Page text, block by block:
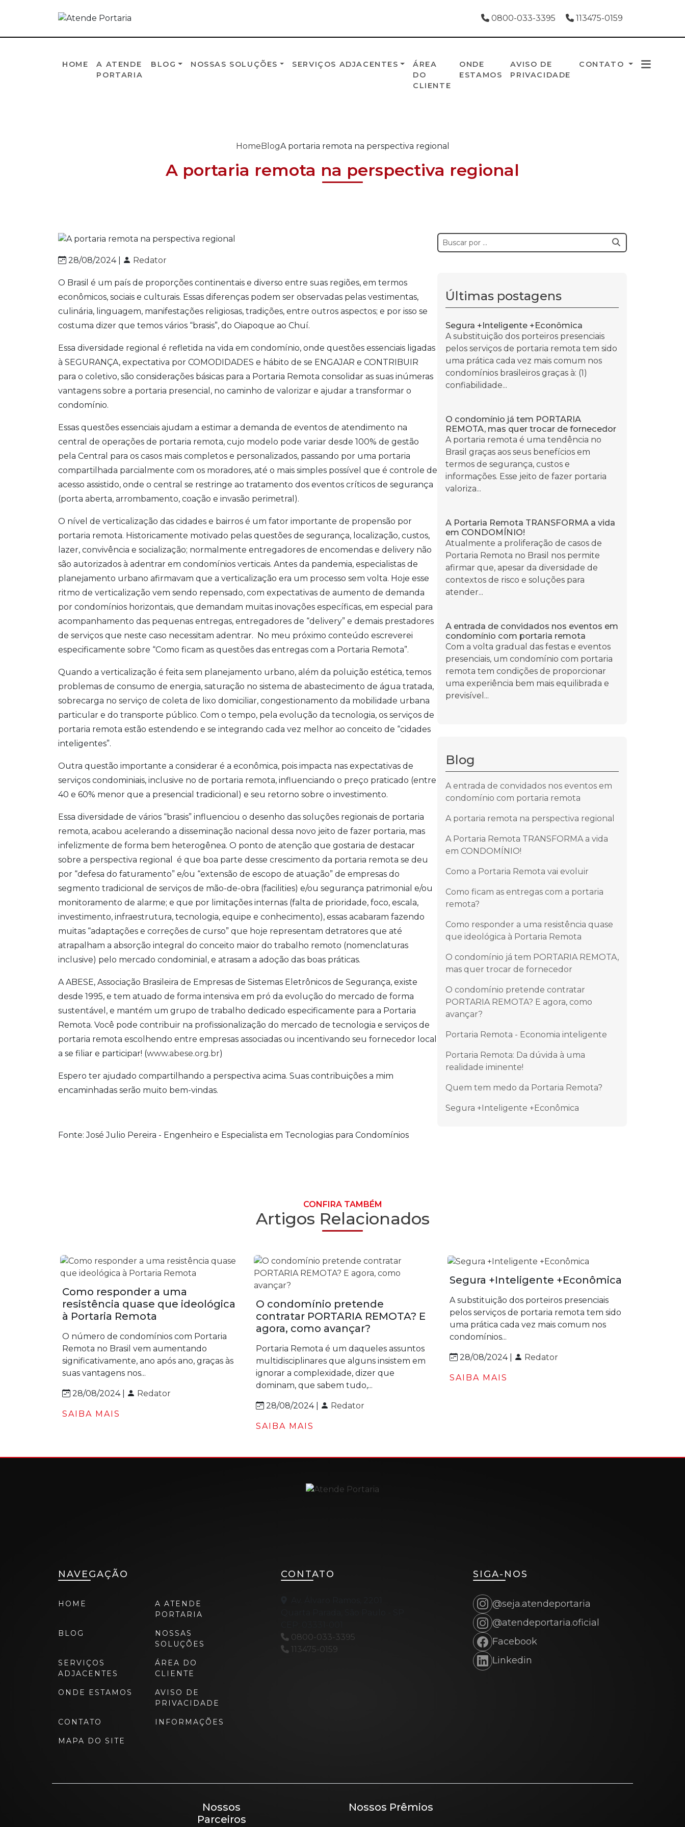
0800-033-3395 113475-0159
HOME
A ATENDE
PORTARIA
BLOG NOSSAS SOLUÇÕES SERVIÇOS ADJACENTES
ÁREA
DO
CLIENTE
ONDE
ESTAMOS
AVISO DE
PRIVACIDADE
CONTATO
HomeBlogA portaria remota na perspectiva regional
A portaria remota na perspectiva regional
28/08/2024 | Redator
O Brasil é um país de proporções continentais e diverso entre suas regiões, em termos
econômicos, sociais e culturais. Essas diferenças podem ser observadas pelas vestimentas,
culinária, linguagem, manifestações religiosas, tradições, entre outros aspectos; e por isso se
costuma dizer que temos vários “brasis”, do Oiapoque ao Chuí.
Essa diversidade regional é refletida na vida em condomínio, onde questões essenciais ligadas
à SEGURANÇA, expectativa por COMODIDADES e hábito de se ENGAJAR e CONTRIBUIR
para o coletivo, são considerações básicas para a Portaria Remota consolidar as suas inúmeras
vantagens sobre a portaria presencial, no caminho de valorizar e ajudar a transformar o
condomínio.
Essas questões essenciais ajudam a estimar a demanda de eventos de atendimento na
central de operações de portaria remota, cujo modelo pode variar desde 100% de gestão
pela Central para os casos mais completos e personalizados, passando por uma portaria
compartilhada parcialmente com os moradores, até o mais simples possível que é controle de
acesso assistido, onde o central se restringe ao tratamento dos eventos críticos de segurança
(porta aberta, arrombamento, coação e invasão perimetral).
O nível de verticalização das cidades e bairros é um fator importante de propensão por
portaria remota. Historicamente motivado pelas questões de segurança, localização, custos,
lazer, convivência e socialização; normalmente entregadores de encomendas e delivery não
são autorizados à adentrar em condomínios verticais. Antes da pandemia, especialistas de
planejamento urbano afirmavam que a verticalização era um processo sem volta. Hoje esse
ritmo de verticalização vem sendo repensado, com expectativas de aumento de demanda
por condomínios horizontais, que demandam muitas inovações específicas, em especial para
acompanhamento das pequenas entregas, entregadores de “delivery” e demais prestadores
de serviços que neste caso necessitam adentrar. No meu próximo conteúdo escreverei
especificamente sobre “Como ficam as questões das entregas com a Portaria Remota”.
Quando a verticalização é feita sem planejamento urbano, além da poluição estética, temos
problemas de consumo de energia, saturação no sistema de abastecimento de água tratada,
sobrecarga no serviço de coleta de lixo domiciliar, congestionamento da mobilidade urbana
particular e do transporte público. Com o tempo, pela evolução da tecnologia, os serviços de
portaria remota estão estendendo e se integrando cada vez melhor ao conceito de “cidades
inteligentes”.
Outra questão importante a considerar é a econômica, pois impacta nas expectativas de
serviços condominiais, inclusive no de portaria remota, influenciando o preço praticado (entre
40 e 60% menor que a presencial tradicional) e seu retorno sobre o investimento.
Essa diversidade de vários “brasis” influenciou o desenho das soluções regionais de portaria
remota, acabou acelerando a disseminação nacional dessa novo jeito de fazer portaria, mas
infelizmente de forma bem heterogênea. O ponto de atenção que gostaria de destacar
sobre a perspectiva regional é que boa parte desse crescimento da portaria remota se deu
por “defesa do faturamento” e/ou “extensão de escopo de atuação” de empresas do
segmento tradicional de serviços de mão-de-obra (facilities) e/ou segurança patrimonial e/ou
monitoramento de alarme; e que por limitações internas (falta de prioridade, foco, escala,
investimento, infraestrutura, tecnologia, equipe e conhecimento), essas acabaram fazendo
muitas “adaptações e correções de curso” que hoje representam detratores que até
atrapalham a absorção integral do conceito maior do trabalho remoto (nomenclaturas
inclusive) pelo mercado condominial, e atrasam a adoção das boas práticas.
A ABESE, Associação Brasileira de Empresas de Sistemas Eletrônicos de Segurança, existe
desde 1995, e tem atuado de forma intensiva em pró da evolução do mercado de forma
sustentável, e mantém um grupo de trabalho dedicado especificamente para a Portaria
Remota. Você pode contribuir na profissionalização do mercado de tecnologia e serviços de
portaria remota escolhendo entre empresas associadas ou incentivando seu fornecedor local
a se filiar e participar! (www.abese.org.br)
Espero ter ajudado compartilhando a perspectiva acima. Suas contribuições a mim
encaminhadas serão muito bem-vindas.
Fonte: José Julio Pereira - Engenheiro e Especialista em Tecnologias para Condomínios
Últimas postagens
Segura +Inteligente +Econômica
A substituição dos porteiros presenciais
pelos serviços de portaria remota tem sido
uma prática cada vez mais comum nos
condomínios brasileiros graças à: (1)
confiabilidade...
O condomínio já tem PORTARIA
REMOTA, mas quer trocar de fornecedor
A portaria remota é uma tendência no
Brasil graças aos seus benefícios em
termos de segurança, custos e
informações. Esse jeito de fazer portaria
valoriza...
A Portaria Remota TRANSFORMA a vida
em CONDOMÍNIO!
Atualmente a proliferação de casos de
Portaria Remota no Brasil nos permite
afirmar que, apesar da diversidade de
contextos de risco e soluções para
atender...
A entrada de convidados nos eventos em
condomínio com portaria remota
Com a volta gradual das festas e eventos
presenciais, um condomínio com portaria
remota tem condições de proporcionar
uma experiência bem mais equilibrada e
previsível...
Blog
A entrada de convidados nos eventos em
condomínio com portaria remota
A portaria remota na perspectiva regional
A Portaria Remota TRANSFORMA a vida
em CONDOMÍNIO!
Como a Portaria Remota vai evoluir
Como ficam as entregas com a portaria
remota?
Como responder a uma resistência quase
que ideológica à Portaria Remota
O condomínio já tem PORTARIA REMOTA,
mas quer trocar de fornecedor
O condomínio pretende contratar
PORTARIA REMOTA? E agora, como
avançar?
Portaria Remota - Economia inteligente
Portaria Remota: Da dúvida à uma
realidade iminente!
Quem tem medo da Portaria Remota?
Segura +Inteligente +Econômica
CONFIRA TAMBÉM
Artigos Relacionados
Como responder a uma
resistência quase que ideológica
à Portaria Remota
O número de condomínios com Portaria
Remota no Brasil vem aumentando
significativamente, ano após ano, graças às
suas vantagens nos...
28/08/2024 | Redator
SAIBA MAIS
O condomínio pretende
contratar PORTARIA REMOTA? E
agora, como avançar?
Portaria Remota é um daqueles assuntos
multidisciplinares que alguns insistem em
ignorar a complexidade, dizer que
dominam, que sabem tudo,...
28/08/2024 | Redator
SAIBA MAIS
Segura +Inteligente +Econômica
A substituição dos porteiros presenciais
pelos serviços de portaria remota tem sido
uma prática cada vez mais comum nos
condomínios...
28/08/2024 | Redator
SAIBA MAIS
NAVEGAÇÃO
HOME
A ATENDE
PORTARIA
BLOG
NOSSAS
SOLUÇÕES
SERVIÇOS
ADJACENTES
ÁREA DO
CLIENTE
ONDE ESTAMOS
AVISO DE
PRIVACIDADE
CONTATO INFORMAÇÕES
MAPA DO SITE
CONTATO
0800-033-3395
113475-0159
SIGA-NOS
@seja.atendeportaria
@atendeportaria.oficial
Facebook
Linkedin
Nossos
Parceiros
Nossos Prêmios